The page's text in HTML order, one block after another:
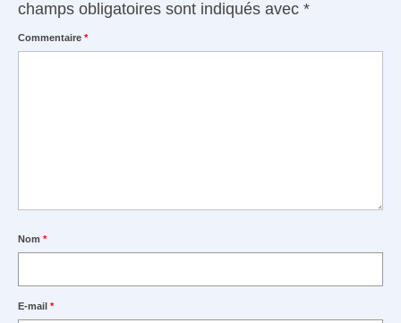
champs obligatoires sont indiqués avec *
Commentaire *
Nom *
E-mail *